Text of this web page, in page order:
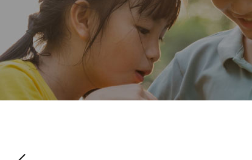
공지사항